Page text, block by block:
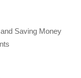
Saving Money